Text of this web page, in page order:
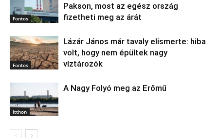
Fontos
Pakson, most az egész ország
fizetheti meg az árát
Fontos
Lázár János már tavaly elismerte: hiba
volt, hogy nem épültek nagy
víztározók
Itthon
A Nagy Folyó meg az Erőmű